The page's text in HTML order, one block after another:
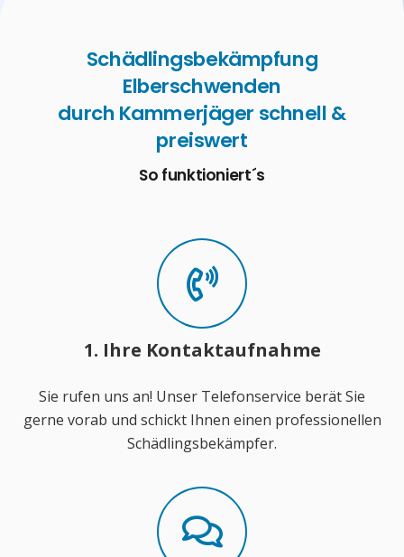
Schädlingsbekämpfung
Elberschwenden
durch Kammerjäger schnell &
preiswert
So funktioniert´s
1. Ihre Kontaktaufnahme
Sie rufen uns an! Unser Telefonservice berät Sie
gerne vorab und schickt Ihnen einen professionellen
Schädlingsbekämpfer.